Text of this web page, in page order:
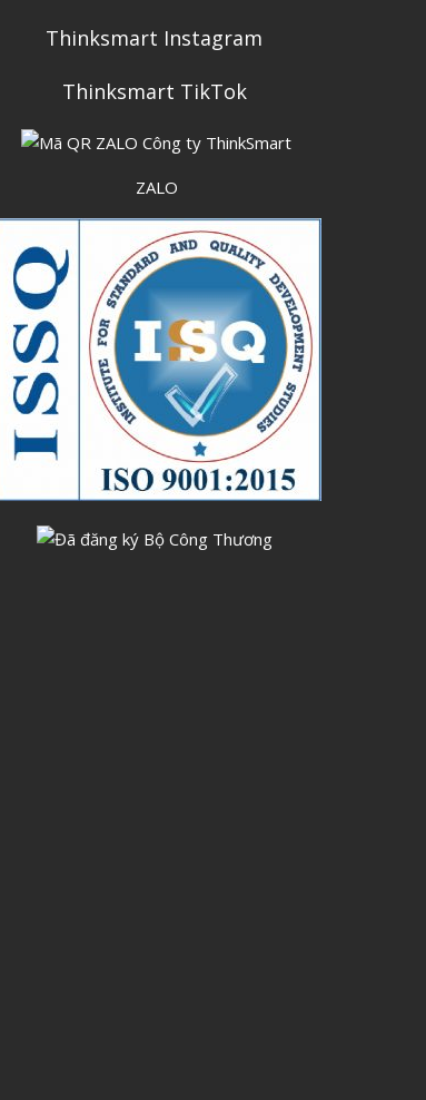
Tháng Tám 2023
Tháng Bảy 2023
Tháng Ba 2023
Tháng Hai 2023
Tháng Một 2023
Tháng Mười Hai 2022
Tháng Mười Một 2022
Tháng Mười 2022
Tháng Chín 2022
Tháng Bảy 2022
Thinksmart Instagram
Thinksmart TikTok
ZALO